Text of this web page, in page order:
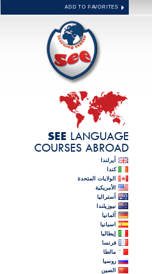
ADD TO FAVORITES
SEE LANGUAGE
COURSES ABROAD
أيرلندا
كندا
الولايات المتحدة
الأمريكية
أستراليا
نيوزيلندا
ألمانيا
اسبانيا
إيطاليا
فرنسا
مالطا
روسيا
الصين